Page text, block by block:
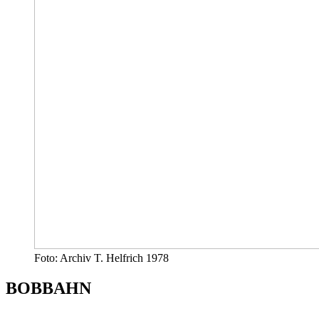
Foto: Archiv T. Helfrich 1978
BOBBAHN